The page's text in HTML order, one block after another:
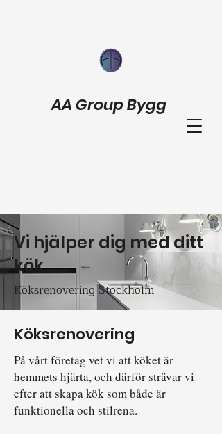
AA Group Bygg
Vi hjälper dig med ditt
kök
Köksrenovering Stockholm
Köksrenovering
På vårt företag vet vi att köket är
hemmets hjärta, och därför strävar vi
efter att skapa kök som både är
funktionella och stilrena.